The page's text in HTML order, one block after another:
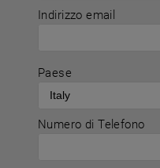
Indirizzo email
Paese
Numero di Telefono